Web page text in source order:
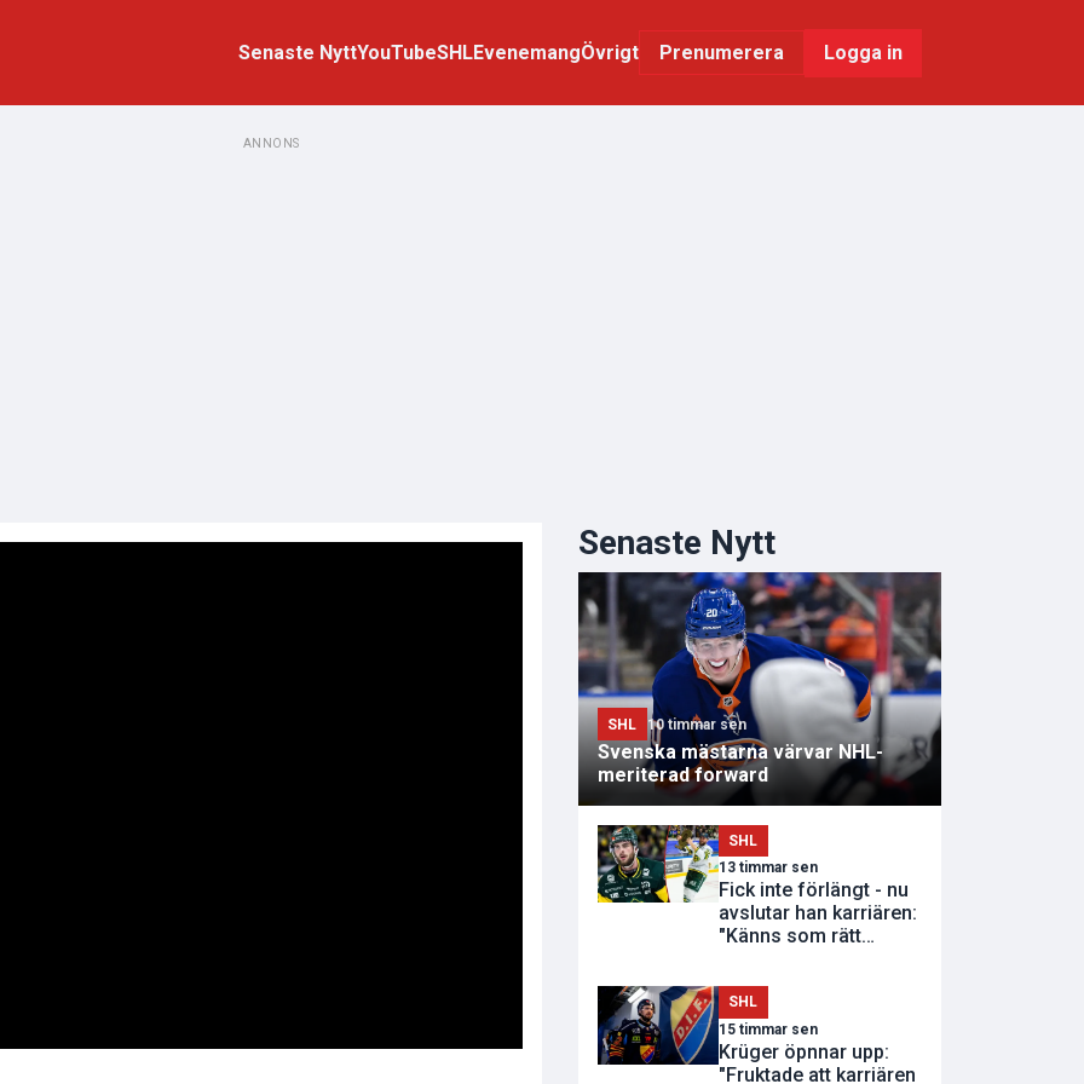
Senaste NyttYouTubeSHLEvenemangÖvrigt Prenumerera Logga in
ANNONS
Senaste Nytt
SHL 10 timmar sen
Svenska mästarna värvar NHL-
meriterad forward
SHL
13 timmar sen
Fick inte förlängt - nu
avslutar han karriären:
"Känns som rätt
SHL
15 timmar sen
Krüger öpnnar upp:
"Fruktade att karriären